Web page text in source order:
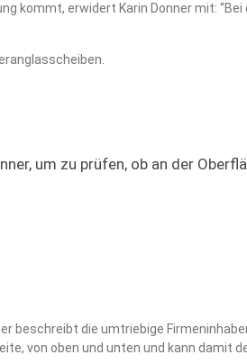
kommt, erwidert Karin Donner mit:
um zu prüfen, ob an der
die umtriebige
von oben und unten und kann damit